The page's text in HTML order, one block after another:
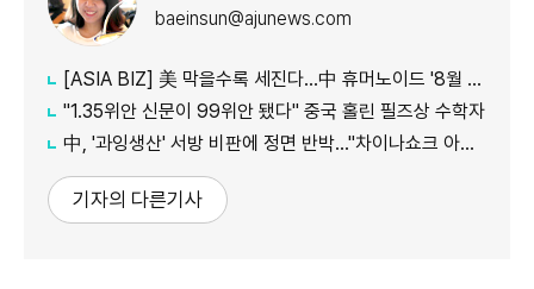
baeinsun@ajunews.com
[ASIA BIZ] 美 막을수록 세진다…中 휴머노이드 '8월 대공세'
"1.35위안 신문이 99위안 됐다" 중국 홀린 필즈상 수학자
中, '과잉생산' 서방 비판에 정면 반박…"차이나쇼크 아닌 기회"
기자의 다른기사